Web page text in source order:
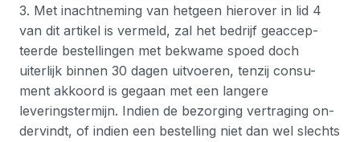
3. Met inachtneming van hetgeen hierover in lid 4
van dit artikel is vermeld, zal het bedrijf geaccep-
teerde bestellingen met bekwame spoed doch
uiterlijk binnen 30 dagen uitvoeren, tenzij consu-
ment akkoord is gegaan met een langere
leveringstermijn. Indien de bezorging vertraging on-
dervindt, of indien een bestelling niet dan wel slechts